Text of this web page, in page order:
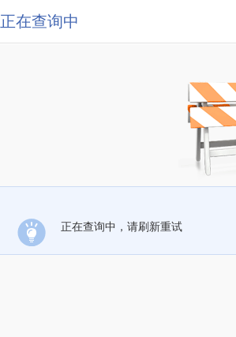
正在查询中
正在查询中，请刷新重试